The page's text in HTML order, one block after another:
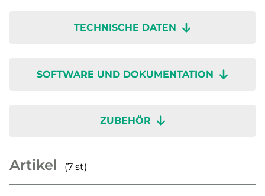
TECHNISCHE DATEN
SOFTWARE UND DOKUMENTATION
ZUBEHÖR
Artikel (7 st)